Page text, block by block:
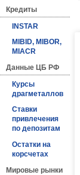
Кредиты
INSTAR
MIBID, MIBOR,
MIACR
Данные ЦБ РФ
Курсы
драгметаллов
Ставки
привлечения
по депозитам
Остатки на
корсчетах
Мировые рынки